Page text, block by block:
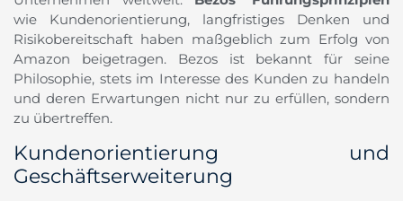
wie Kundenorientierung, langfristiges Denken und
Risikobereitschaft haben maßgeblich zum Erfolg von
Amazon beigetragen. Bezos ist bekannt für seine
Philosophie, stets im Interesse des Kunden zu handeln
und deren Erwartungen nicht nur zu erfüllen, sondern
zu übertreffen.
Kundenorientierung und
Geschäftserweiterung